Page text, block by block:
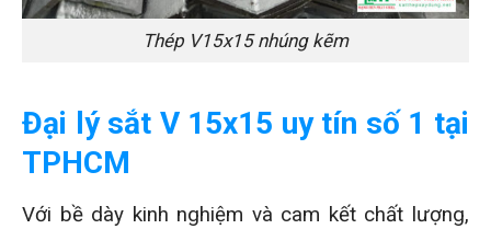
Thép V15x15 nhúng kẽm
Đại lý sắt V 15x15 uy tín số 1 tại
TPHCM
Với bề dày kinh nghiệm và cam kết chất lượng,